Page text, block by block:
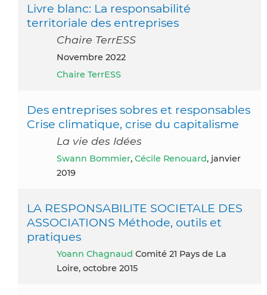
Livre blanc: La responsabilité
territoriale des entreprises
Chaire TerrESS
novembre 2022
Chaire TerrESS
Des entreprises sobres et responsables
Crise climatique, crise du capitalisme
La vie des Idées
Swann Bommier, Cécile Renouard, janvier
2019
LA RESPONSABILITE SOCIETALE DES
ASSOCIATIONS Méthode, outils et
pratiques
Yoann Chagnaud Comité 21 Pays de La
Loire, octobre 2015